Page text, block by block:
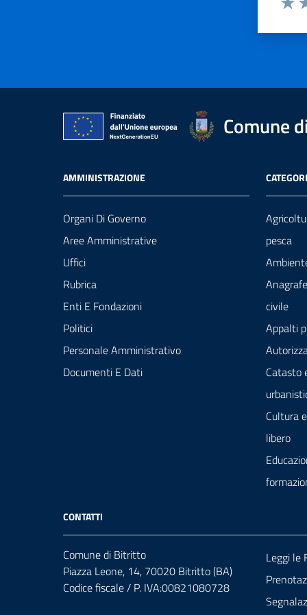
Comune
AMMINISTRAZIONE
Organi Di Governo
Aree Amministrative
Uffici
Rubrica
Enti E Fondazioni
Politici
Personale Amministrativo
Documenti E Dati
pesca
civile
Appalti
Catasto
Cultura
libero
CONTATTI
Comune di Bitritto
Piazza Leone, 14, 70020 Bitritto (BA)
Codice fiscale / P. IVA:00821080728
Leggi le